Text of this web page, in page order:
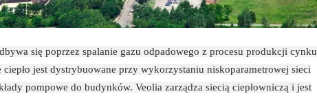
się poprzez spalanie gazu odpadowego z procesu produkcji cynku
ciepło jest dystrybuowane przy wykorzystaniu niskoparametrowej sieci
pompowe do budynków. Veolia zarządza siecią ciepłowniczą i jest